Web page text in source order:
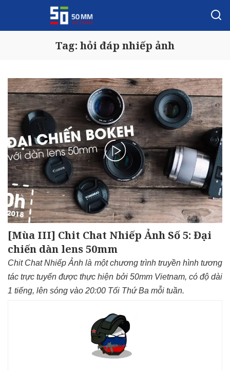
Tag: hỏi đáp nhiếp ảnh
[Mùa III] Chit Chat Nhiếp Ảnh Số 5: Đại
chiến dàn lens 50mm
Chit Chat Nhiếp Ảnh là một chương trình truyền hình tương
tác trực tuyến được thực hiện bởi 50mm Vietnam, có độ dài
1 tiếng, lên sóng vào 20:00 Tối Thứ Ba mỗi tuần.